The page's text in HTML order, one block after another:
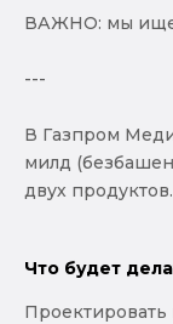
ВАЖНО: мы
---
В Газпром
милд
двух продуктов.
Что будет
Проектировать